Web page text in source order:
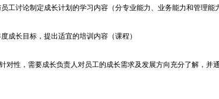
工讨论制定成长计划的学习内容（分专业能力、业务能力和管理能
成长目标，提出适宜的培训内容（课程）
对性，需要成长负责人对员工的成长需求及发展方向充分了解，并